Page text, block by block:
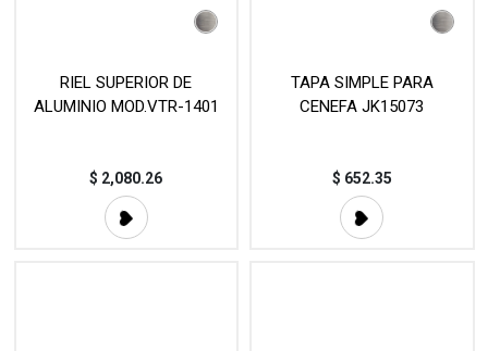
RIEL SUPERIOR DE
ALUMINIO MOD.VTR-1401
$ 2,080.26
TAPA SIMPLE PARA
CENEFA JK15073
$ 652.35